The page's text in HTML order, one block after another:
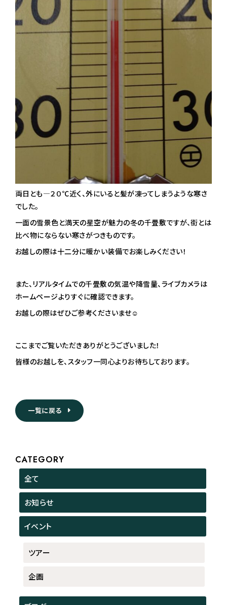
両日とも―２０℃近く、外にいると髪が凍ってしまうような寒さ
でした。
一面の雪景色と満天の星空が魅力の冬の千畳敷ですが、街とは
比べ物にならない寒さがつきものです。
お越しの際は十二分に暖かい装備でお楽しみください！
また、リアルタイムでの千畳敷の気温や降雪量、ライブカメラは
ホームページよりすぐに確認できます。
お越しの際はぜひご参考くださいませ☺︎
ここまでご覧いただきありがとうございました！
皆様のお越しを、スタッフ一同心よりお待ちしております。
一覧に戻る
CATEGORY
全て
お知らせ
イベント
ツアー
企画